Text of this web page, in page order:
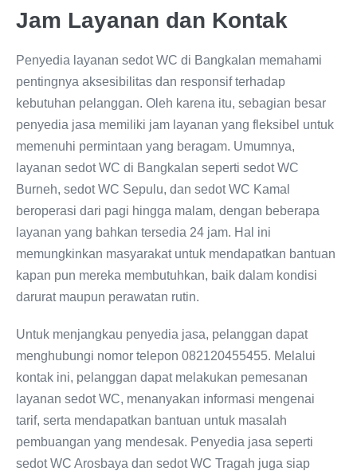
Jam Layanan dan Kontak
Penyedia layanan sedot WC di Bangkalan memahami
pentingnya aksesibilitas dan responsif terhadap
kebutuhan pelanggan. Oleh karena itu, sebagian besar
penyedia jasa memiliki jam layanan yang fleksibel untuk
memenuhi permintaan yang beragam. Umumnya,
layanan sedot WC di Bangkalan seperti sedot WC
Burneh, sedot WC Sepulu, dan sedot WC Kamal
beroperasi dari pagi hingga malam, dengan beberapa
layanan yang bahkan tersedia 24 jam. Hal ini
memungkinkan masyarakat untuk mendapatkan bantuan
kapan pun mereka membutuhkan, baik dalam kondisi
darurat maupun perawatan rutin.
Untuk menjangkau penyedia jasa, pelanggan dapat
menghubungi nomor telepon 082120455455. Melalui
kontak ini, pelanggan dapat melakukan pemesanan
layanan sedot WC, menanyakan informasi mengenai
tarif, serta mendapatkan bantuan untuk masalah
pembuangan yang mendesak. Penyedia jasa seperti
sedot WC Arosbaya dan sedot WC Tragah juga siap